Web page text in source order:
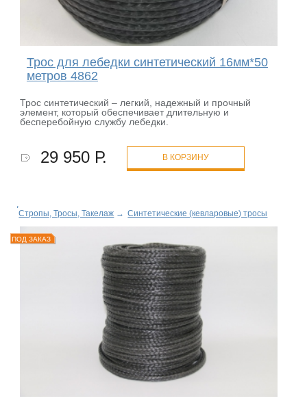
Трос для лебедки синтетический 16мм*50
метров 4862
Трос синтетический – легкий, надежный и прочный
элемент, который обеспечивает длительную и
бесперебойную службу лебедки.
29 950 Р. В КОРЗИНУ
Стропы, Тросы, Такелаж → Синтетические (кевларовые) тросы
ПОД ЗАКАЗ